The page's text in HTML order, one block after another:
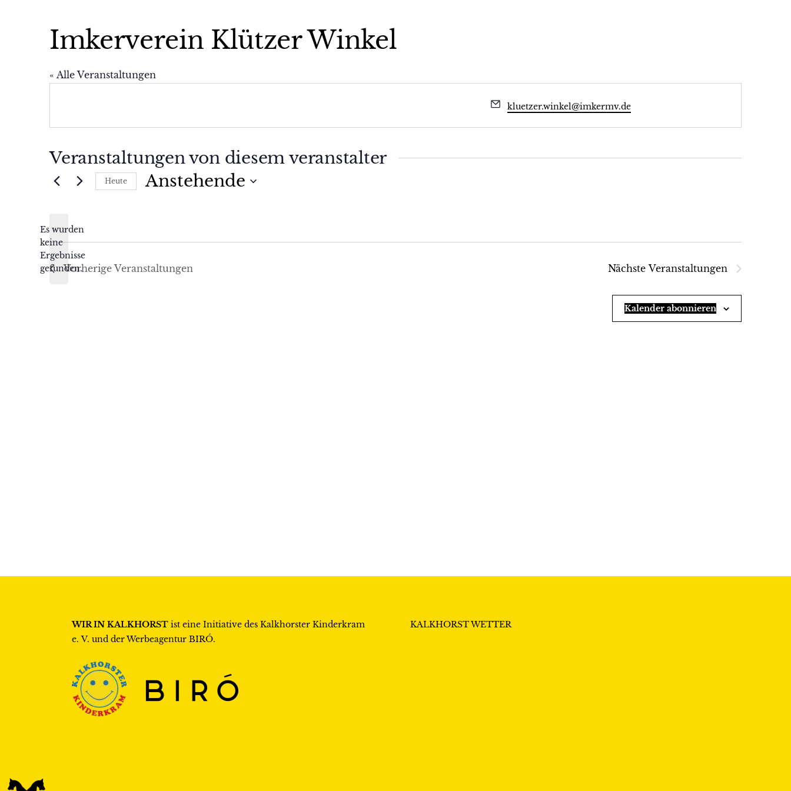
Imkerverein Klützer Winkel
« Alle Veranstaltungen
Email
kluetzer.winkel@imkermv.de
Veranstaltungen von diesem veranstalter
Hinweis
Es wurden
keine
Ergebnisse
gefunden.
Heute Anstehende
VorherigeVeranstaltungen NächsteVeranstaltungen
Kalender abonnieren
WIR IN KALKHORST ist eine Initiative des Kalkhorster Kinderkram
e. V. und der Werbeagentur BIRÓ.
KALKHORST WETTER